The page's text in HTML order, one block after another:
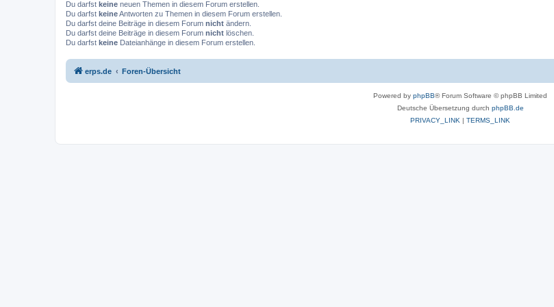
Du darfst keine neuen Themen in diesem Forum erstellen.
Du darfst keineAntworten zu Themen in diesem Forum erstellen.
Du darfst deine Beiträge in diesem Forum nicht ändern.
Du darfst deine Beiträge in diesem Forum nicht löschen.
Du darfst keine Dateianhänge in diesem Forum erstellen.
erps.de Foren-Übersicht
Powered by phpBB® Forum Software © phpBB Limited
Deutsche Übersetzung durch phpBB.de
PRIVACY_LINK | TERMS_LINK